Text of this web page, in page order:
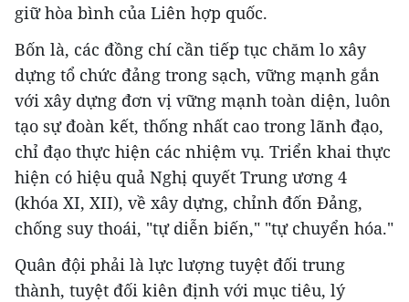
giữ hòa bình của Liên hợp quốc.
Bốn là, các đồng chí cần tiếp tục chăm lo xây
dựng tổ chức đảng trong sạch, vững mạnh gắn
với xây dựng đơn vị vững mạnh toàn diện, luôn
tạo sự đoàn kết, thống nhất cao trong lãnh đạo,
chỉ đạo thực hiện các nhiệm vụ. Triển khai thực
hiện có hiệu quả Nghị quyết Trung ương 4
(khóa XI, XII), về xây dựng, chỉnh đốn Đảng,
chống suy thoái, "tự diễn biến," "tự chuyển hóa."
Quân đội phải là lực lượng tuyệt đối trung
thành, tuyệt đối kiên định với mục tiêu, lý